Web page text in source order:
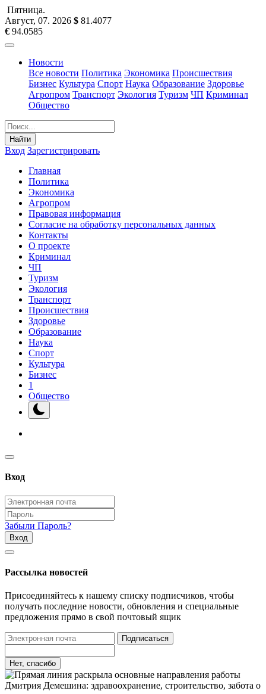
Пятница.
Август, 07. 2026 $ 81.4077
€ 94.0585
Новости
Все новости Политика Экономика Происшествия
Бизнес Культура Спорт Наука Образование Здоровье
Агропром Транспорт Экология Туризм ЧП Криминал
Общество
Найти
Вход Зарегистрировать
Главная
Политика
Экономика
Агропром
Правовая информация
Согласие на обработку персональных данных
Контакты
О проекте
Криминал
ЧП
Туризм
Экология
Транспорт
Происшествия
Здоровье
Образование
Наука
Спорт
Культура
Бизнес
1
Общество
Вход
Забыли Пароль?
Вход
Рассылка новостей
Присоединяйтесь к нашему списку подписчиков, чтобы
получать последние новости, обновления и специальные
предложения прямо в свой почтовый ящик
Подписаться
Нет, спасибо